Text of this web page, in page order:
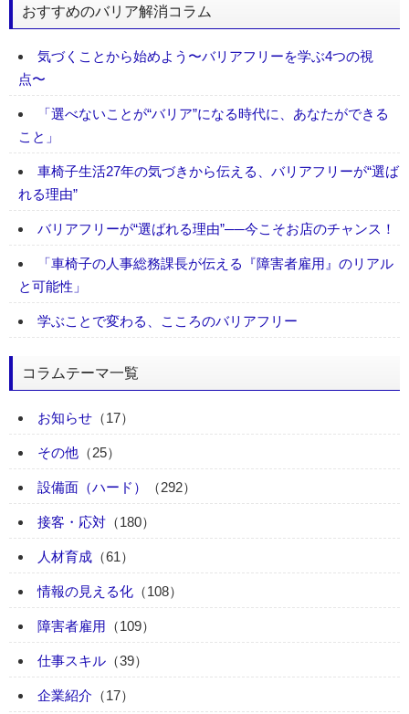
おすすめのバリア解消コラム
気づくことから始めよう〜バリアフリーを学ぶ4つの視
点〜
「選べないことが“バリア”になる時代に、あなたができる
こと」
車椅子生活27年の気づきから伝える、バリアフリーが“選ば
れる理由”
バリアフリーが“選ばれる理由”──今こそお店のチャンス！
「車椅子の人事総務課長が伝える『障害者雇用』のリアル
と可能性」
学ぶことで変わる、こころのバリアフリー
コラムテーマ一覧
お知らせ （17）
その他 （25）
設備面（ハード） （292）
接客・応対 （180）
人材育成 （61）
情報の見える化 （108）
障害者雇用 （109）
仕事スキル （39）
企業紹介 （17）